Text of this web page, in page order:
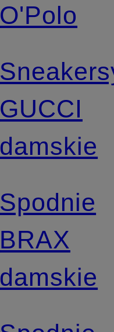
O'Polo
GUCCI
damskie
Spodnie
BRAX
damskie